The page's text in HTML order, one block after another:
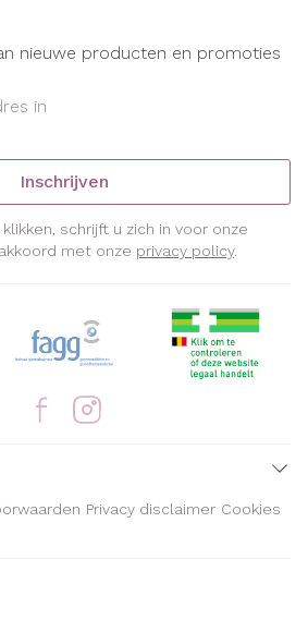
nieuwe producten en promoties
Inschrijven
schrijft u zich in voor onze
met onze privacy policy.
Privacy disclaimer Cookies